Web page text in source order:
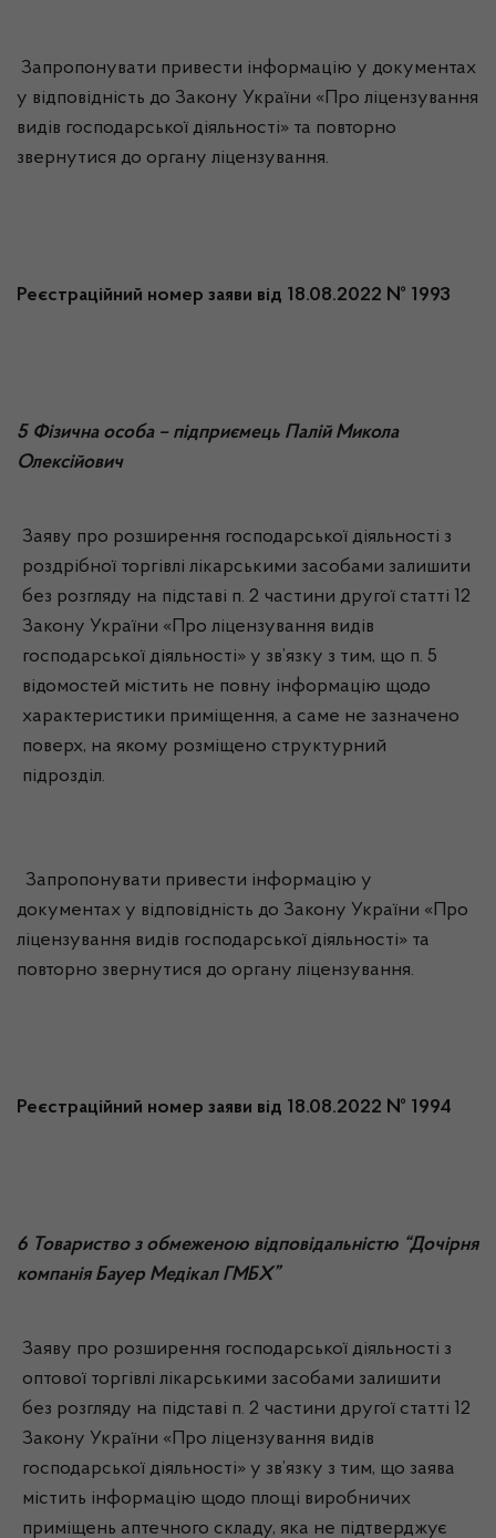
Запропонувати привести інформацію у документах
у відповідність до Закону України «Про ліцензування
видів господарської діяльності» та повторно
звернутися до органу ліцензування.
Реєстраційний номер заяви від 18.08.2022 № 1993
5 Фізична особа – підприємець Палій Микола
Олексійович
Заяву про розширення господарської діяльності з
роздрібної торгівлі лікарськими засобами залишити
без розгляду на підставі п. 2 частини другої статті 12
Закону України «Про ліцензування видів
господарської діяльності» у зв’язку з тим, що п. 5
відомостей містить не повну інформацію щодо
характеристики приміщення, а саме не зазначено
поверх, на якому розміщено структурний
підрозділ.
Запропонувати привести інформацію у
документах у відповідність до Закону України «Про
ліцензування видів господарської діяльності» та
повторно звернутися до органу ліцензування.
Реєстраційний номер заяви від 18.08.2022 № 1994
6 Товариство з обмеженою відповідальністю “Дочірня
компанія Бауер Медікал ГМБХ”
Заяву про розширення господарської діяльності з
оптової торгівлі лікарськими засобами залишити
без розгляду на підставі п. 2 частини другої статті 12
Закону України «Про ліцензування видів
господарської діяльності» у зв’язку з тим, що заява
містить інформацію щодо площі виробничих
приміщень аптечного складу, яка не підтверджує